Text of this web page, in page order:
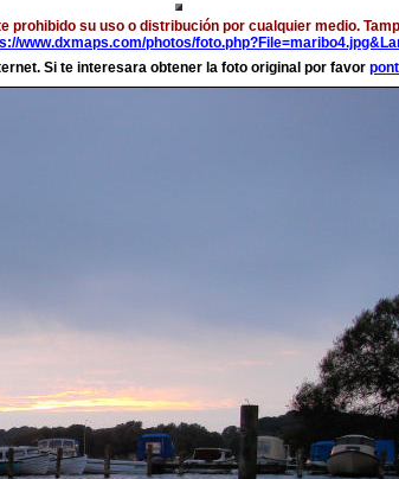
prohibido su uso o distribución por cualquier medio.
www.dxmaps.com/photos/
Si te interesara obtener la foto original por favor